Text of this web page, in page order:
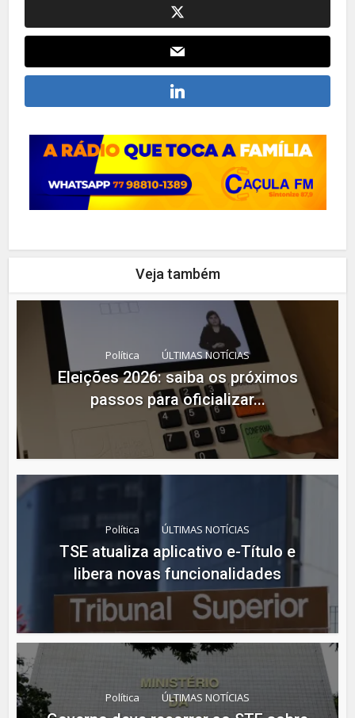
Veja também
Política ÚLTIMAS NOTÍCIAS
Eleições 2026: saiba os próximos
passos para oficializar...
Política ÚLTIMAS NOTÍCIAS
TSE atualiza aplicativo e-Título e
libera novas funcionalidades
Política ÚLTIMAS NOTÍCIAS